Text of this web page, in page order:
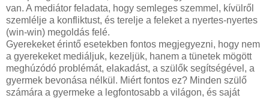
van. A mediátor feladata, hogy semleges szemmel, kívülről
szemlélje a konfliktust, és terelje a feleket a nyertes-nyertes
(win-win) megoldás felé.
Gyerekeket érintő esetekben fontos megjegyezni, hogy nem
a gyerekeket mediáljuk, kezeljük, hanem a tünetek mögött
meghúzódó problémát, elakadást, a szülők segítségével, a
gyermek bevonása nélkül. Miért fontos ez? Minden szülő
számára a gyermeke a legfontosabb a világon, és saját